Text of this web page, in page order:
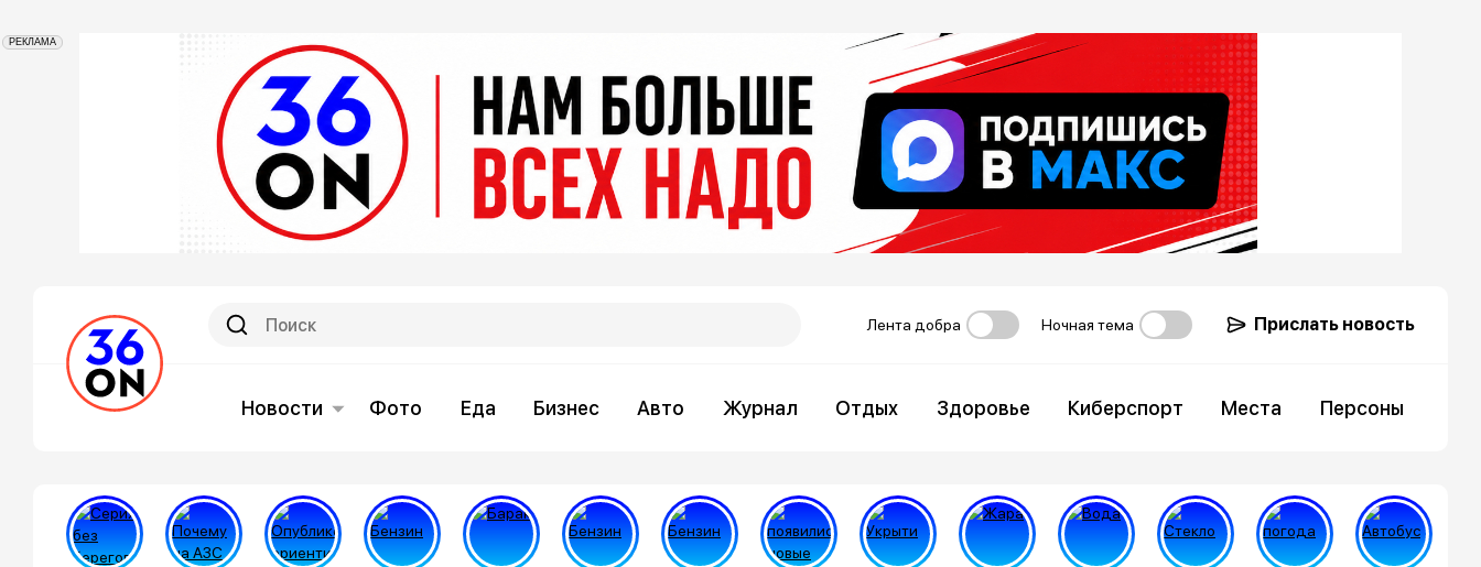
РЕКЛАМА
Лента добра Ночная тема Прислать новость
Новости Фото Еда Бизнес Авто Журнал Отдых Здоровье Киберспорт Места Персоны